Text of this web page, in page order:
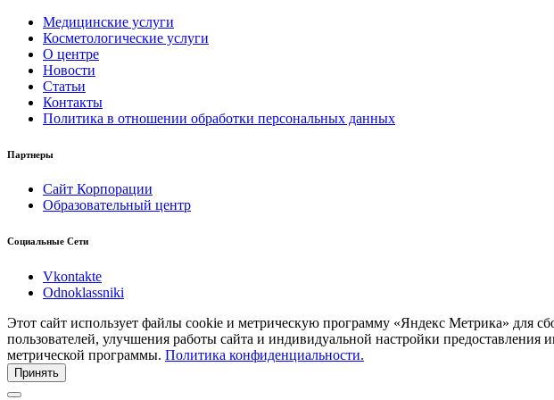
Медицинские услуги
Косметологические услуги
О центре
Новости
Статьи
Контакты
Политика в отношении обработки персональных данных
Партнеры
Сайт Корпорации
Образовательный центр
Социальные Сети
Vkontakte
Odnoklassniki
Этот сайт использует файлы cookie и метрическую программу «Яндекс Метрика» для
пользователей, улучшения работы сайта и индивидуальной настройки
метрической программы. Политика конфиденциальности.
Принять